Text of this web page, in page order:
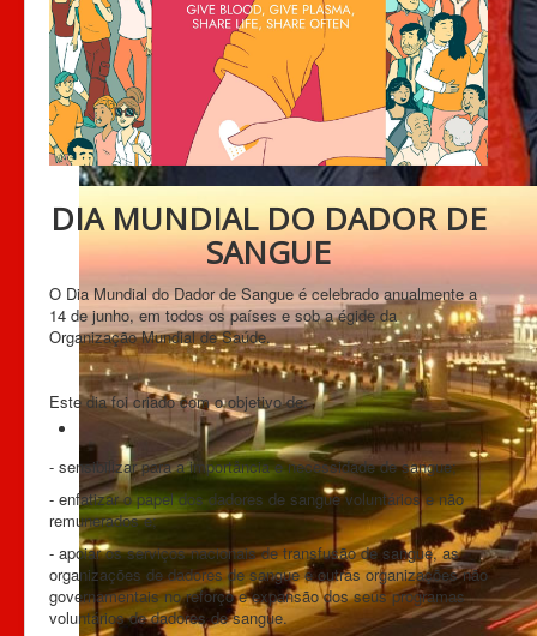
DIA MUNDIAL DO DADOR DE
SANGUE
O Dia Mundial do Dador de Sangue é celebrado anualmente a
14 de junho, em todos os países e sob a égide da
Organização Mundial de Saúde.
Este dia foi criado com o objetivo de:
- sensibilizar para a importância e necessidade de sangue;
- enfatizar o papel dos dadores de sangue voluntários e não
remunerados e;
- apoiar os serviços nacionais de transfusão de sangue, as
organizações de dadores de sangue e outras organizações não
governamentais no reforço e expansão dos seus programas
voluntários de dadores de sangue.